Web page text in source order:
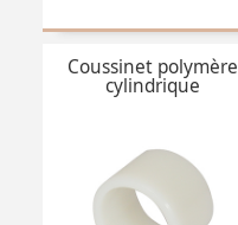
Coussinet polymère
cylindrique